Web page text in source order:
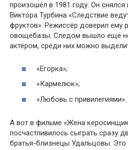
произошёл в 1981 году. Он снялся
Виктора Турбина «Следствие
фруктов». Режиссёр доверил ему
овощебазы. Следом вышло ещё
актёром, среди них можно
«Егорка»;
«Кармелюк»;
«Любовь с привилегиями».
А вот в фильме «Жена
посчастливилось сыграть сразу
братья-близнецы Удальцовы.